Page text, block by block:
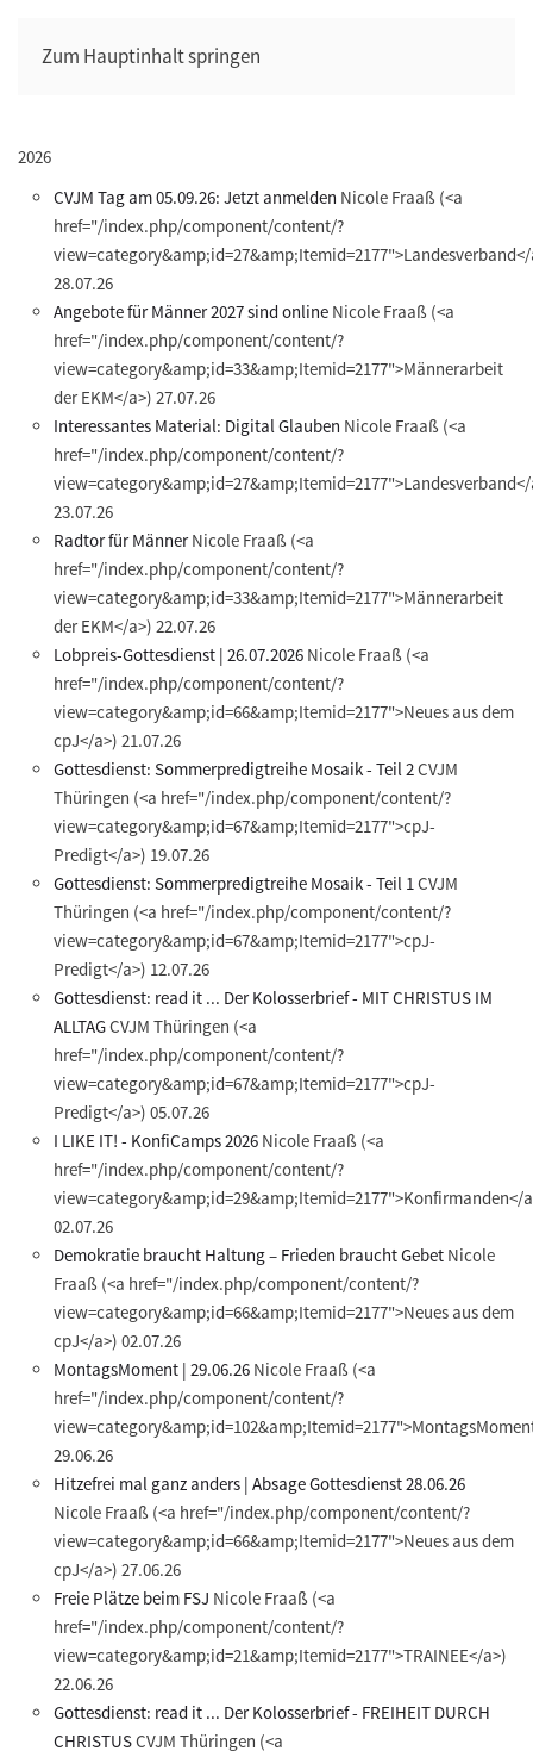
Zum Hauptinhalt springen
2026
CVJM Tag am 05.09.26: Jetzt anmelden Nicole Fraaß (<a
href="/index.php/component/content/?
28.07.26
Angebote für Männer 2027 sind online Nicole Fraaß (<a
href="/index.php/component/content/?
view=category&amp;id=33&amp;Itemid=2177">Männerarbeit
der EKM</a>) 27.07.26
Interessantes Material: Digital Glauben Nicole Fraaß (<a
href="/index.php/component/content/?
23.07.26
Radtor für Männer Nicole Fraaß (<a
href="/index.php/component/content/?
view=category&amp;id=33&amp;Itemid=2177">Männerarbeit
der EKM</a>) 22.07.26
Lobpreis-Gottesdienst | 26.07.2026 Nicole Fraaß (<a
href="/index.php/component/content/?
view=category&amp;id=66&amp;Itemid=2177">Neues aus dem
cpJ</a>) 21.07.26
Gottesdienst: Sommerpredigtreihe Mosaik - Teil 2CVJM
Thüringen (<a href="/index.php/component/content/?
view=category&amp;id=67&amp;Itemid=2177">cpJ-
Predigt</a>) 19.07.26
Gottesdienst: Sommerpredigtreihe Mosaik - Teil 1CVJM
Thüringen (<a href="/index.php/component/content/?
view=category&amp;id=67&amp;Itemid=2177">cpJ-
Predigt</a>) 12.07.26
Gottesdienst: read it ... Der Kolosserbrief - MIT CHRISTUS IM
ALLTAGCVJM Thüringen (<a
href="/index.php/component/content/?
view=category&amp;id=67&amp;Itemid=2177">cpJ-
Predigt</a>) 05.07.26
I LIKE IT! - KonfiCamps 2026 Nicole Fraaß (<a
href="/index.php/component/content/?
view=category&amp;id=29&amp;Itemid=2177">Konfirmanden</
02.07.26
Demokratie braucht Haltung – Frieden braucht Gebet Nicole
Fraaß (<a href="/index.php/component/content/?
view=category&amp;id=66&amp;Itemid=2177">Neues aus dem
cpJ</a>) 02.07.26
MontagsMoment | 29.06.26 Nicole Fraaß (<a
href="/index.php/component/content/?
29.06.26
Hitzefrei mal ganz anders | Absage Gottesdienst 28.06.26
Nicole Fraaß (<a href="/index.php/component/content/?
view=category&amp;id=66&amp;Itemid=2177">Neues aus dem
cpJ</a>) 27.06.26
Freie Plätze beim FSJ Nicole Fraaß (<a
href="/index.php/component/content/?
view=category&amp;id=21&amp;Itemid=2177">TRAINEE</a>)
22.06.26
Gottesdienst: read it ... Der Kolosserbrief - FREIHEIT DURCH
CHRISTUSCVJM Thüringen (<a